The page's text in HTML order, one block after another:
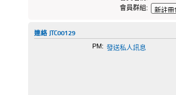
會員群組:
連絡 JTC00129
PM: 發送私人訊息